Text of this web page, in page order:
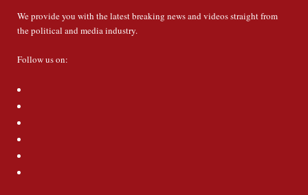
We provide you with the latest breaking news and videos straight from
the political and media industry.
Follow us on: